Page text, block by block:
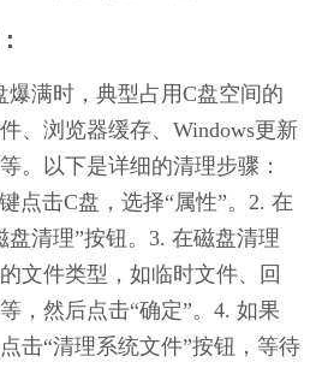
爆满时，典型占用C盘空间的
、浏览器缓存、Windows更新
。以下是详细的清理步骤：
点击C盘，选择“属性”。2. 在
盘清理”按钮。3. 在磁盘清理
文件类型，如临时文件、回
，然后点击“确定”。4. 如果
击“清理系统文件”按钮，等待